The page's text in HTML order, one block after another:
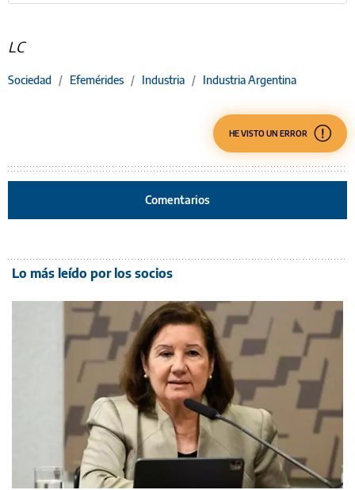
LC
Sociedad / Efemérides / Industria / Industria Argentina
HE VISTO UN ERROR
Comentarios
Lo más leído por los socios